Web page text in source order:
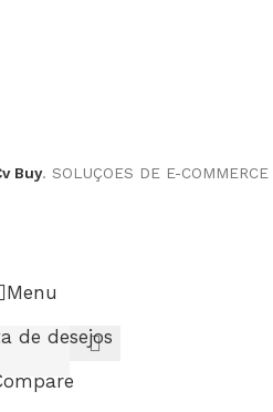
Buy. SOLUÇOES DE E-COMMERCE
Menu
de desejos